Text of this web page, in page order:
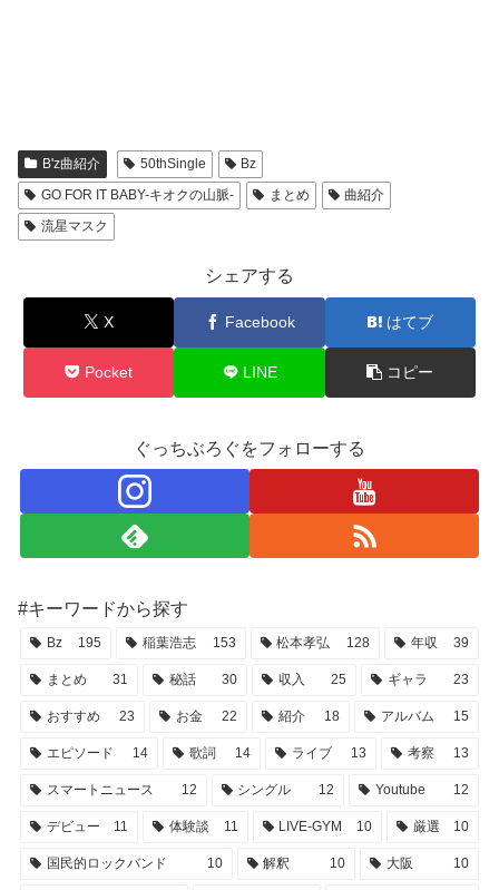
B'z曲紹介 50thSingle
Bz
GO FOR IT BABY-キオクの山脈-
まとめ
曲紹介
流星マスク
シェアする
X Facebook はてブ
Pocket LINE コピー
ぐっちぶろぐをフォローする
#キーワードから探す
Bz 195 稲葉浩志 153 松本孝弘 128 年収 39
まとめ 31 秘話 30 収入 25 ギャラ 23
おすすめ 23 お金 22 紹介 18 アルバム 15
エピソード 14 歌詞 14 ライブ 13 考察 13
スマートニュース 12 シングル 12 Youtube 12
デビュー 11 体験談 11 LIVE-GYM 10 厳選 10
国民的ロックバンド 10 解釈 10 大阪 10